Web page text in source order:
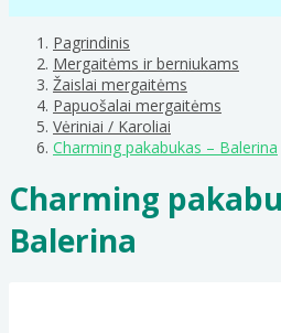
Pagrindinis
Mergaitėms ir berniukams
Žaislai mergaitėms
Papuošalai mergaitėms
Vėriniai / Karoliai
Charming pakabukas – Balerina
Charming
Balerina